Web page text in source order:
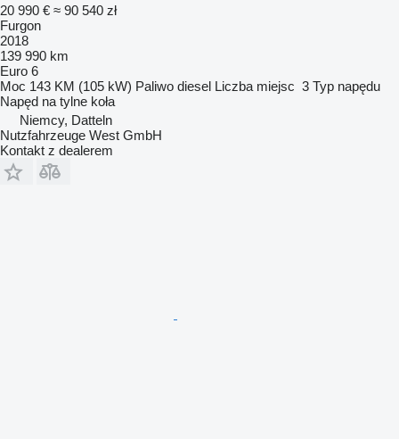
20 990 € ≈ 90 540 zł
Furgon
2018
139 990 km
Euro 6
Moc 143 KM (105 kW) Paliwo diesel Liczba miejsc 3 Typ napędu
Napęd na tylne koła
Niemcy, Datteln
Nutzfahrzeuge West GmbH
Kontakt z dealerem